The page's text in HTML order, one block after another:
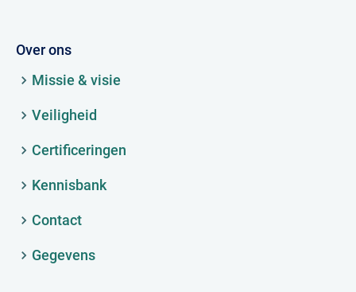
Over ons
Missie & visie
Veiligheid
Certificeringen
Kennisbank
Contact
Gegevens